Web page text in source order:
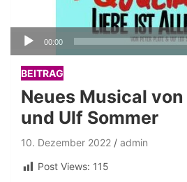
Audio-
Player
00:00
BEITRAG
Neues Musical
und Ulf Sommer
10. Dezember 2022
admin
Post Views: 115